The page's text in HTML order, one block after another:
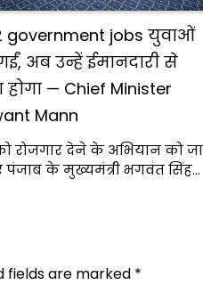
government jobs युवाओं
अब उन्हें ईमानदारी से
होगा — Chief Minister
Mann
रोजगार देने के अभियान को
के मुख्यमंत्री भगवंत सिंह…
fields are marked *